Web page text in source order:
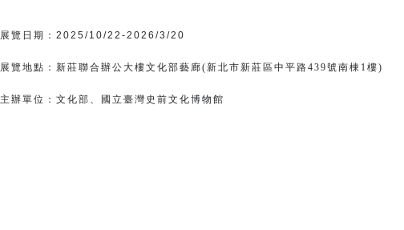
展覽日期： 2025/10/22-2026/3/20
展覽地點：新莊聯合辦公大樓文化部藝廊(新北市新莊區中平路439號南棟1樓)
主辦單位： 文化部、 國立臺灣史前文化博物館